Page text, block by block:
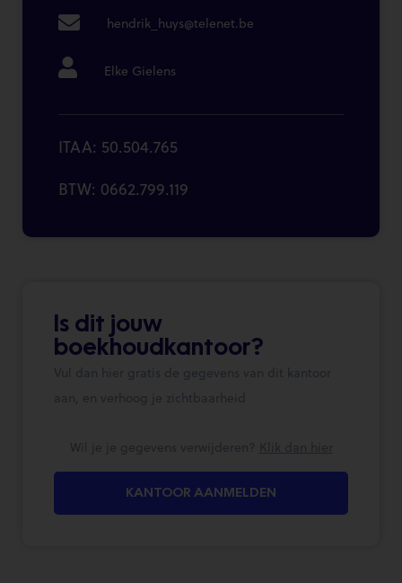
hendrik_huys@telenet.be
Elke Gielens
ITAA: 50.504.765
BTW: 0662.799.119
Is dit jouw
boekhoudkantoor?
Vul dan hier gratis de gegevens van dit kantoor
aan, en verhoog je zichtbaarheid
Wil je je gegevens verwijderen? Klik dan hier
KANTOOR AANMELDEN